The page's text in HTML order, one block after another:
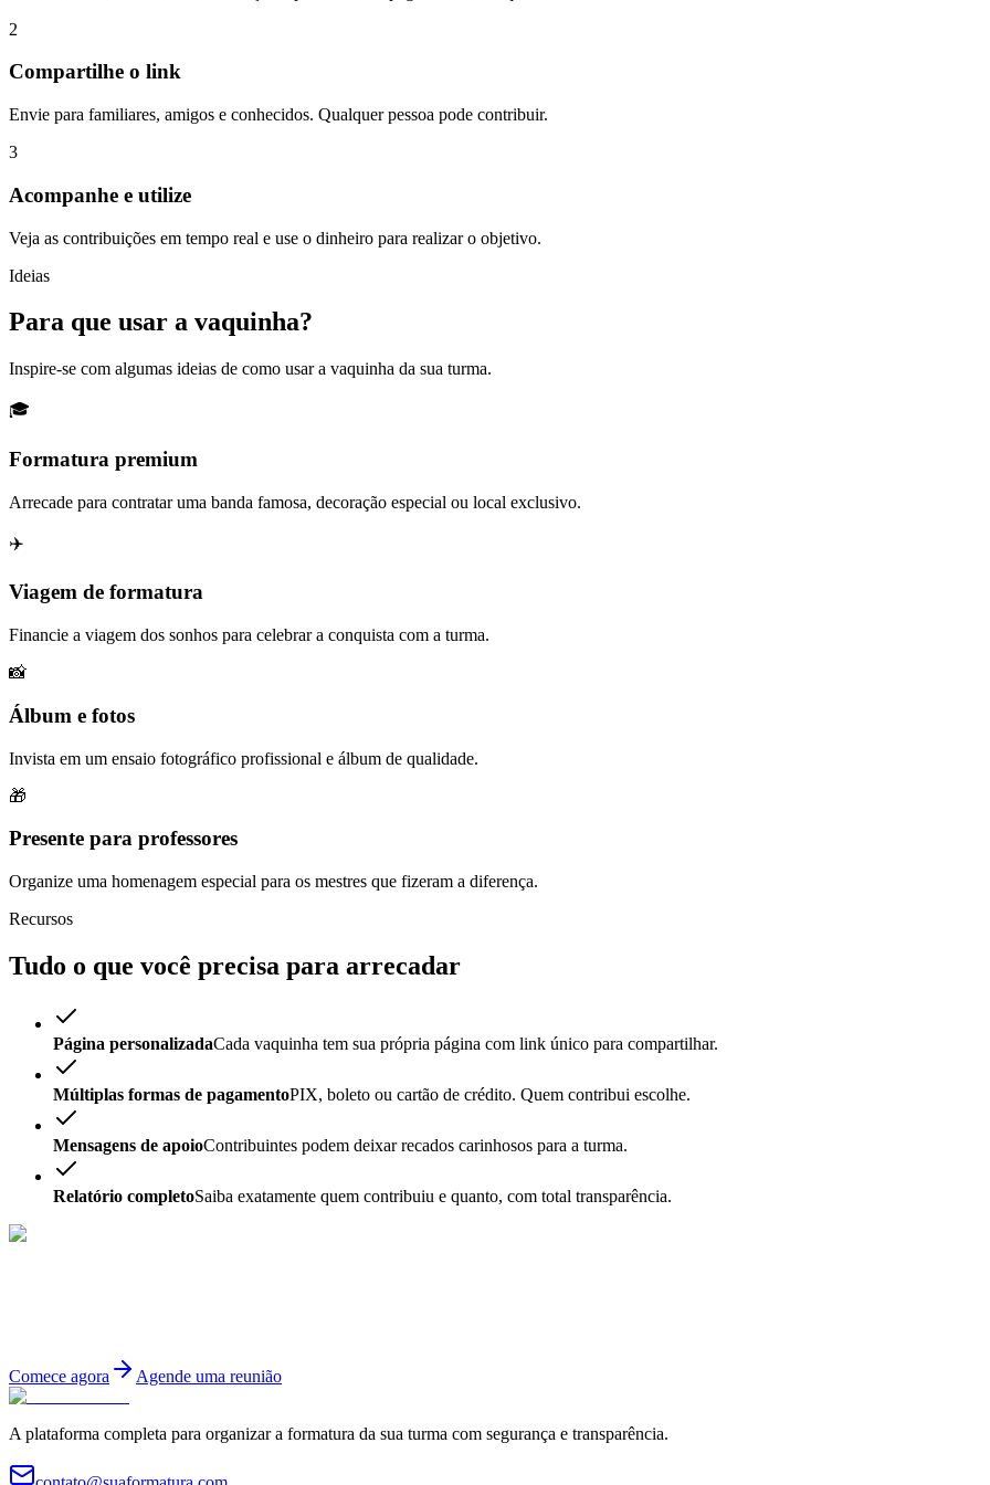
2
Compartilhe o link
Envie para familiares, amigos e conhecidos. Qualquer pessoa pode contribuir.
3
Acompanhe e utilize
Veja as contribuições em tempo real e use o dinheiro para realizar o objetivo.
Ideias
Para que usar a vaquinha?
Inspire-se com algumas ideias de como usar a vaquinha da sua turma.
🎓
Formatura premium
Arrecade para contratar uma banda famosa, decoração especial ou local exclusivo.
✈️
Viagem de formatura
Financie a viagem dos sonhos para celebrar a conquista com a turma.
📸
Álbum e fotos
Invista em um ensaio fotográfico profissional e álbum de qualidade.
🎁
Presente para professores
Organize uma homenagem especial para os mestres que fizeram a diferença.
Recursos
Tudo o que você precisa para arrecadar
Página personalizadaCada vaquinha tem sua própria página com link único para compartilhar.
Múltiplas formas de pagamentoPIX, boleto ou cartão de crédito. Quem contribui escolhe.
Mensagens de apoioContribuintes podem deixar recados carinhosos para a turma.
Relatório completoSaiba exatamente quem contribuiu e quanto, com total transparência.
Comece agora Agende uma reunião
A plataforma completa para organizar a formatura da sua turma com segurança e transparência.